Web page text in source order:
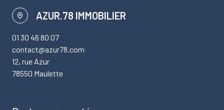
AZUR.78 IMMOBILIER
01 30 46 80 07
contact@azur78.com
12, rue Azur
78550 Maulette